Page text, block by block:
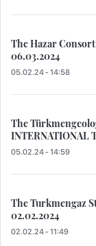
The Hazar
06.03.2024
05.02.24 - 14:58
The
INTERNATIONAL
05.02.24 - 14:59
The Turkmengaz
02.02.2024
02.02.24 - 11:49